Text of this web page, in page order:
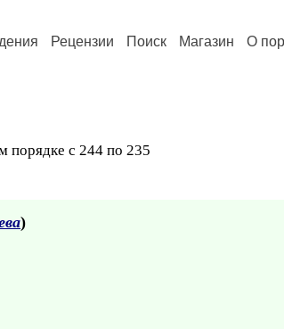
Рецензии Поиск Магазин О
порядке с 244 по 235
)